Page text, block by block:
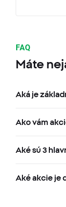
FAQ
Máte
Aká je
Ako vám
Aké sú 3
Aké akcie je